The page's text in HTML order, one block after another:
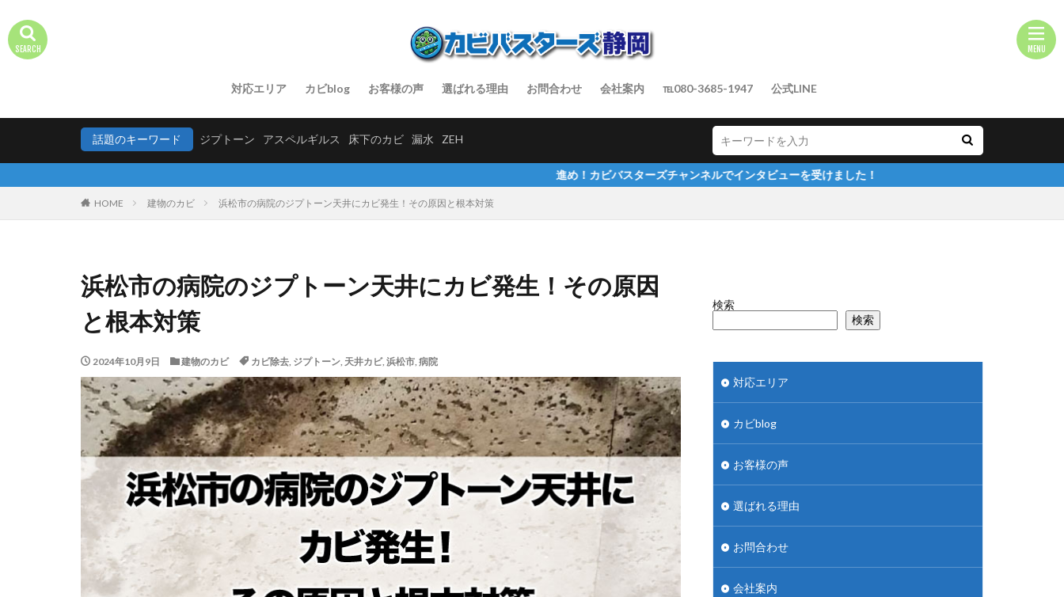
対応エリア カビblog お客様の声 選ばれる理由 お問合わせ 会社案内 ℡080-3685-1947 公式LINE
話題のキーワード ジプトーン アスペルギルス 床下のカビ 漏水 ZEH
進め！カビバスターズチャンネルでインタビューを受けました！
HOME 建物のカビ 浜松市の病院のジプトーン天井にカビ発生！その原因と根本対策
浜松市の病院のジプトーン天井にカビ発生！その原因
と根本対策
2024年10月9日 建物のカビ カビ除去, ジプトーン, 天井カビ, 浜松市, 病院
検索
検索
対応エリア
カビblog
お客様の声
選ばれる理由
お問合わせ
会社案内